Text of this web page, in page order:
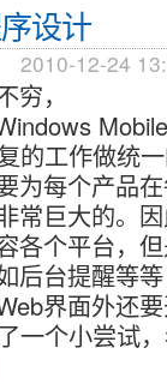
设计
2010-12-24
，
的工作做统
为每个产品
常巨大的。
各个平台，
后台提醒等
界面外还
一个小尝试